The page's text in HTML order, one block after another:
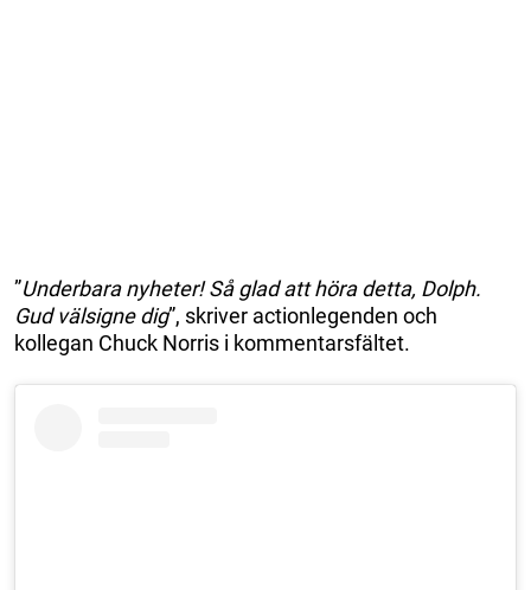
”Underbara nyheter! Så glad att höra detta, Dolph.
Gud välsigne dig”, skriver actionlegenden och
kollegan Chuck Norris i kommentarsfältet.